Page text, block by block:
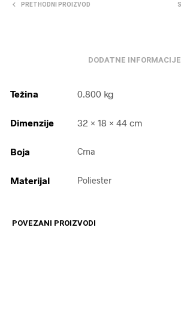
PRETHODNI PROIZVOD
DODATNE INFORMACIJE
Težina 0.800 kg
Dimenzije 32 × 18 × 44 cm
Boja Crna
Materijal Poliester
POVEZANI PROIZVODI